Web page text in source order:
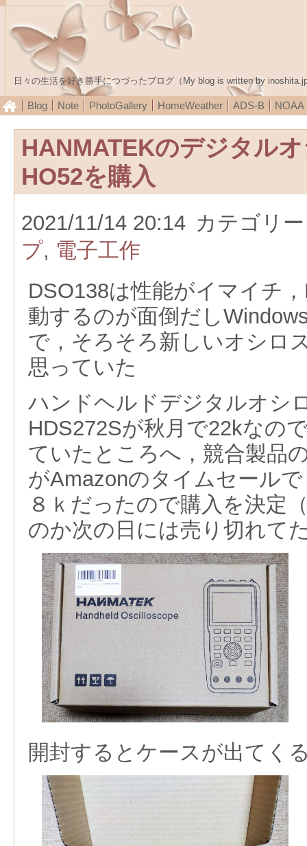
日々の生活を好き勝手につづったブログ（My blog is written by
Blog Note PhotoGallery HomeWeather ADS-B NOAA
HANMATEKのデジタル
HO52を購入
2021/11/14 20:14 カテゴリ
プ, 電子工作
DSO138は性能がイマイチ
動するのが面倒だし
で，そろそろ新しいオシロ
思っていた
ハンドヘルドデジタルオシ
HDS272Sが秋月で22kなの
ていたところへ，競合製品
がAmazonのタイムセール
８ｋだったので購入を決定
のか次の日には売り切れて
開封するとケースが出てく